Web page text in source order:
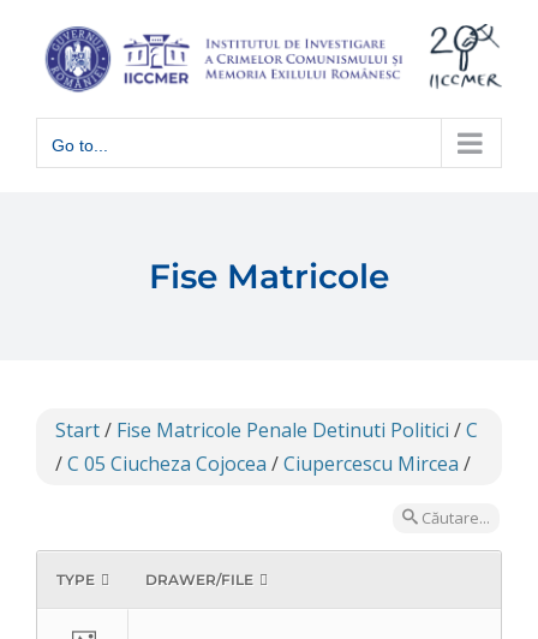
content
Go to...
Fise Matricole
Start/ Fise Matricole Penale Detinuti Politici /C
/C 05 Ciucheza Cojocea /Ciupercescu Mircea /
Căutare...
TYPE DRAWER/FILE